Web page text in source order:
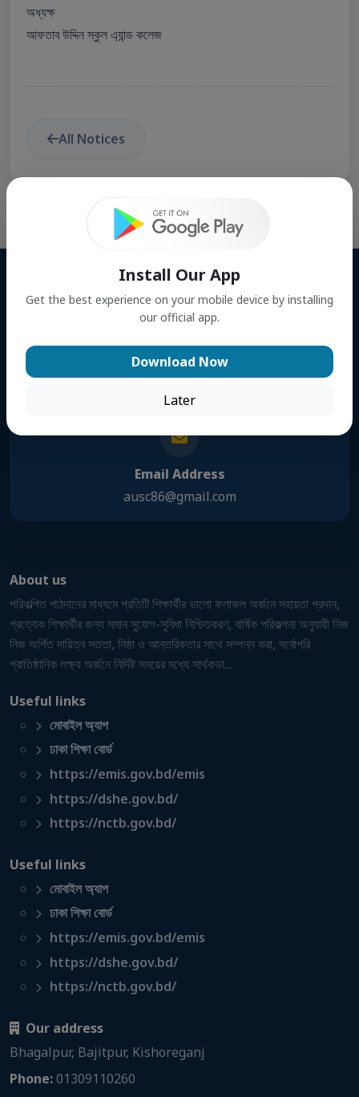
অধ্যক্ষ
আফতাব উদ্দিন স্কুল এ্যান্ড কলেজ
All Notices
Address
Bhagalpur, Bajitpur, Kishoreganj
01309110260
Email Address
ausc86@gmail.com
About us
পরিকল্পিত পাঠদানের মাধ্যমে প্রতিটি শিক্ষার্থীর ভালো ফলাফল অর্জনে সহায়তা প্রদান,
প্রত্যেক শিক্ষার্থীর জন্য সমান সুযোগ-সুবিধা নিশ্চিতকরণ, বার্ষিক পরিকল্পনা অনুযায়ী নিজ
নিজ অর্পিত দায়িত্ব সততা, নিষ্ঠা ও আন্তরিকতার সাথে সম্পন্ন করা, সর্বোপরি
প্রাতিষ্ঠানিক লক্ষ্য অর্জনে নির্দিষ্ট সময়ের মধ্যে সার্থকভা...
Useful links
মোবাইল অ্যাপ
ঢাকা শিক্ষা বোর্ড
https://emis.gov.bd/emis
https://dshe.gov.bd/
https://nctb.gov.bd/
Useful links
মোবাইল অ্যাপ
ঢাকা শিক্ষা বোর্ড
https://emis.gov.bd/emis
https://dshe.gov.bd/
https://nctb.gov.bd/
Our address
Bhagalpur, Bajitpur, Kishoreganj
Phone:01309110260
Install Our App
Get the best experience on your mobile device by installing
our official app.
Download Now
Later